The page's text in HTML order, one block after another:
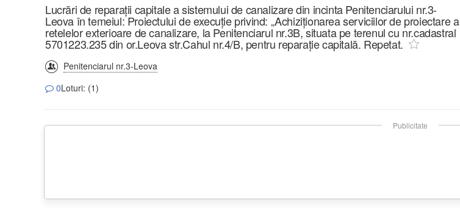
Lucrări de reparații capitale a sistemului de canalizare din incinta Penitenciarului nr.3-
Leova în temeiul: Proiectului de execuție privind: „Achiziționarea serviciilor de proiectare a
retelelor exterioare de canalizare, la Penitenciarul nr.3B, situata pe terenul cu nr.cadastral
5701223.235 din or.Leova str.Cahul nr.4/B, pentru reparație capitală. Repetat.
Penitenciarul nr.3-Leova
0Loturi: (1)
Publicitate